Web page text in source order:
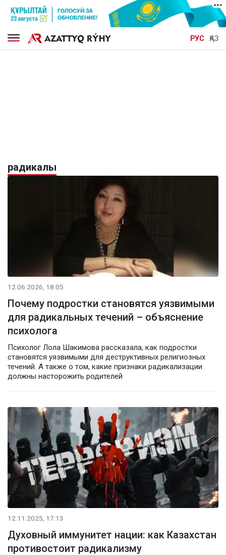
РУС ҚАЗ
радикалы
12.06.2026, 18:05
Почему подростки становятся уязвимыми
для радикальных течений – объяснение
психолога
Психолог Лола Шакимова рассказала, как подростки
становятся уязвимыми для деструктивных религиозных
течений. А также о том, какие признаки радикализации
должны насторожить родителей
12.11.2025, 17:13
Духовный иммунитет нации: как Казахстан
противостоит радикализму